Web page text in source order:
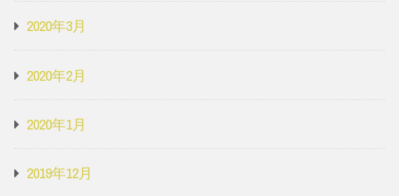
2020年3月
2020年2月
2020年1月
2019年12月